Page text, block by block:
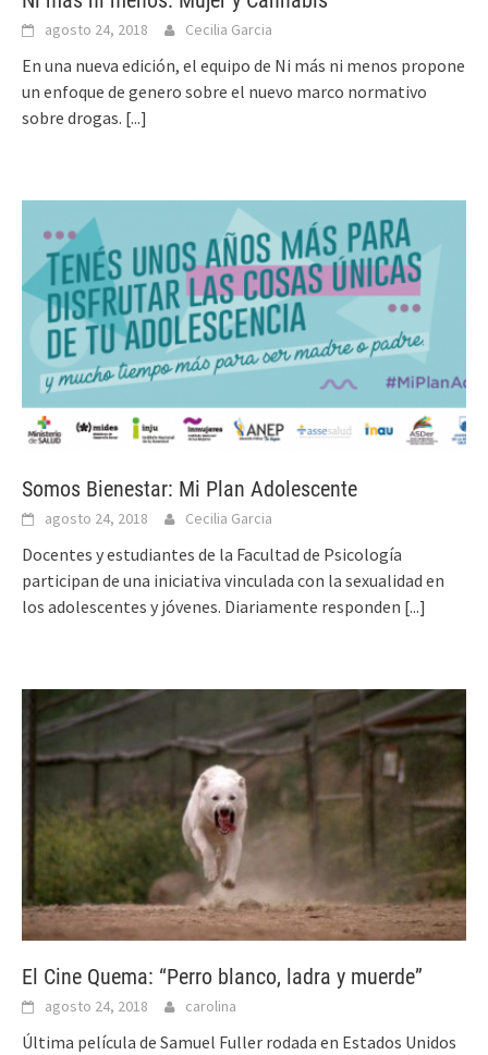
agosto 24, 2018 Cecilia Garcia
En una nueva edición, el equipo de Ni más ni menos propone
un enfoque de genero sobre el nuevo marco normativo
sobre drogas. [...]
Somos Bienestar: Mi Plan Adolescente
agosto 24, 2018 Cecilia Garcia
Docentes y estudiantes de la Facultad de Psicología
participan de una iniciativa vinculada con la sexualidad en
los adolescentes y jóvenes. Diariamente responden [...]
El Cine Quema: “Perro blanco, ladra y muerde”
agosto 24, 2018 carolina
Última película de Samuel Fuller rodada en Estados Unidos